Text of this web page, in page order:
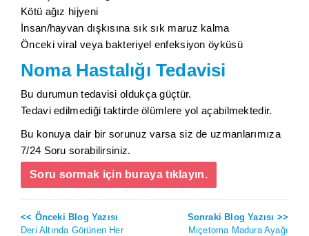
Kötü ağız hijyeni
İnsan/hayvan dışkısına sık sık maruz kalma
Önceki viral veya bakteriyel enfeksiyon öyküsü
Noma Hastalığı Tedavisi
Bu durumun tedavisi oldukça güçtür.
Tedavi edilmediği taktirde ölümlere yol açabilmektedir.
Bu konuya dair bir sorunuz varsa siz de uzmanlarımıza
7/24 Soru sorabilirsiniz.
Soru sormak için buraya tıklayın.
<< Önceki Blog Yazısı
Deri Altında Görünen Her
Sonraki Blog Yazısı >>
Miçetoma Madura Ayağı